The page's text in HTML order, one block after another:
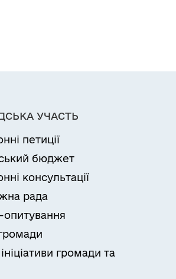
УЧАСТЬ
петиції
бюджет
консультації
рада
громади та